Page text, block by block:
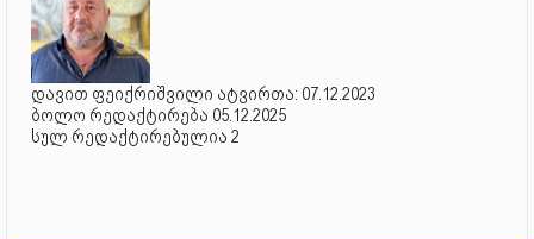
დავით ფეიქრიშვილი ატვირთა: 07.12.2023
ბოლო რედაქტირება 05.12.2025
სულ რედაქტირებულია 2